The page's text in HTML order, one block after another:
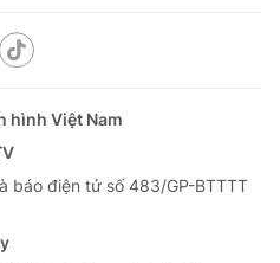
hình Việt Nam
báo điện tử số 483/GP-BTTTT